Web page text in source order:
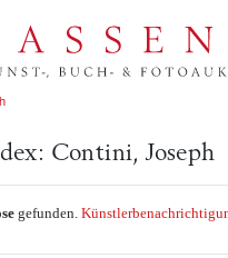
Contini, Joseph
gefunden.